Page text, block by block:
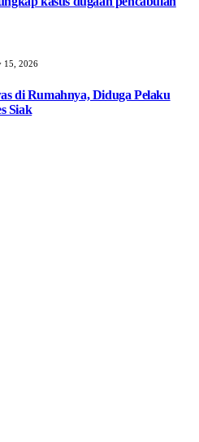
15, 2026
di Rumahnya, Diduga Pelaku
Siak